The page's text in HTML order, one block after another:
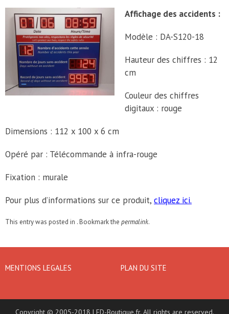
Affichage des accidents :
Modèle : DA-S120-18
Hauteur des chiffres : 12
cm
Couleur des chiffres
digitaux : rouge
Dimensions : 112 x 100 x 6 cm
Opéré par : Télécommande à infra-rouge
Fixation : murale
Pour plus d’informations sur ce produit, cliquez ici.
This entry was posted in . Bookmark the permalink.
MENTIONS LEGALES PLAN DU SITE
Copyright © 2005-2018 LED-Boutique.fr. All rights are reserved.